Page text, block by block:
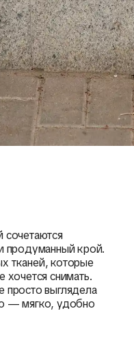
продуманный крой.
тканей, которые
хочется снимать.
выглядела
— мягко, удобно